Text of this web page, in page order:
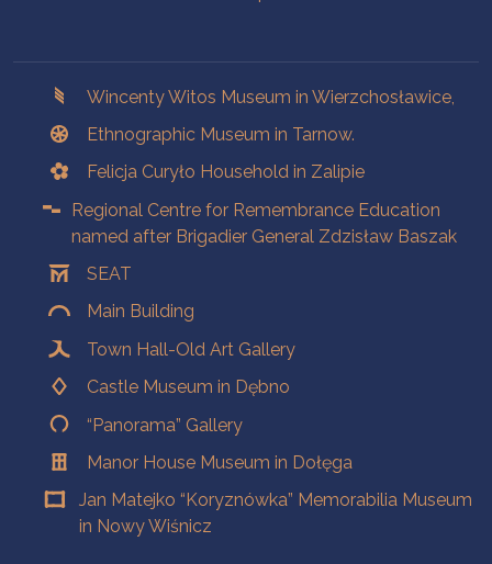
Wincenty Witos Museum in Wierzchosławice,
Ethnographic Museum in Tarnow.
Felicja Curyło Household in Zalipie
Regional Centre for Remembrance Education
named after Brigadier General Zdzisław Baszak
SEAT
Main Building
Town Hall-Old Art Gallery
Castle Museum in Dębno
“Panorama” Gallery
Manor House Museum in Dołęga
Jan Matejko “Koryznówka” Memorabilia Museum
in Nowy Wiśnicz